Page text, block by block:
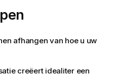
afhangen van hoe u uw
creëert idealiter een